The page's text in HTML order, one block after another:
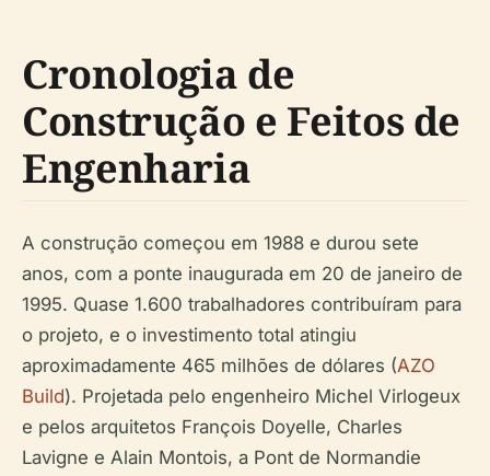
Cronologia de
Construção e Feitos de
Engenharia
A construção começou em 1988 e durou sete
anos, com a ponte inaugurada em 20 de janeiro de
1995. Quase 1.600 trabalhadores contribuíram para
o projeto, e o investimento total atingiu
aproximadamente 465 milhões de dólares (AZO
Build). Projetada pelo engenheiro Michel Virlogeux
e pelos arquitetos François Doyelle, Charles
Lavigne e Alain Montois, a Pont de Normandie